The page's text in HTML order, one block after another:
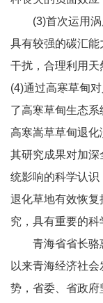
(3)首次运用涡
具有较强的碳汇
干扰，合理利用天
(4)通过高寒草甸
了高寒草甸生态
高寒嵩草草甸退化
其研究成果对加
统影响的科学认
退化草地有效恢
究，具有重要的科
青海省省长骆
以来青海经济社
势，省委、省政